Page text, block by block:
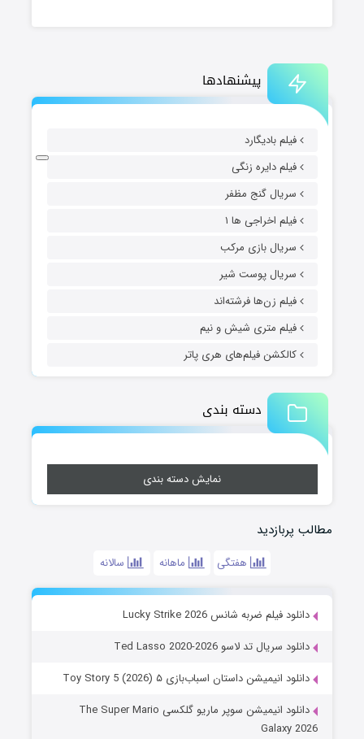
پیشنهادها
فیلم بادیگارد
فیلم دایره زنگی
سریال گنج مظفر
فیلم اخراجی ها ۱
سریال بازی مرکب
سریال پوست شیر
فیلم زن‌ها فرشته‌اند
فیلم متری شیش و نیم
کالکشن فیلم‌های هری پاتر
دسته بندی
نمایش دسته بندی
مطالب پربازدید
هفتگی ماهانه سالانه
دانلود فیلم ضربه شانس Lucky Strike 2026
دانلود سریال تد لاسو Ted Lasso 2020-2026
دانلود انیمیشن داستان اسباب‌بازی ۵ Toy Story 5 (2026)
دانلود انیمیشن سوپر ماریو گلکسی The Super Mario
Galaxy 2026